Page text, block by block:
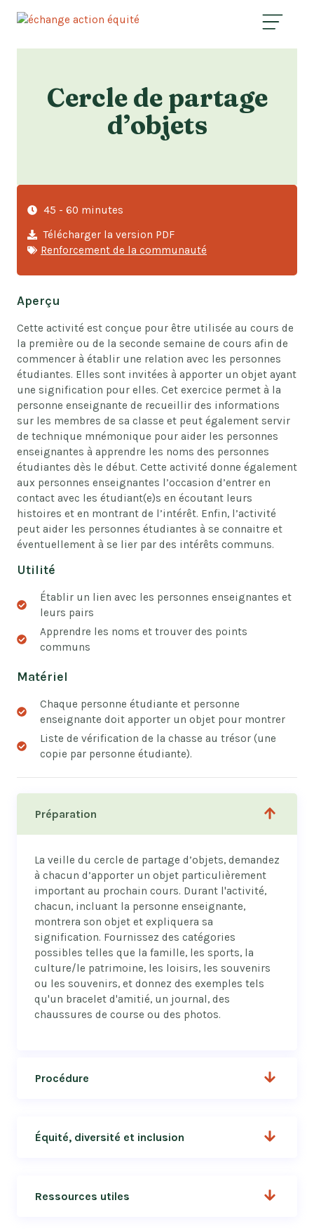
Cercle de partage
d’objets
Aperçu
Cette activité est conçue pour être utilisée au cours de
la première ou de la seconde semaine de cours afin de
commencer à établir une relation avec les personnes
étudiantes. Elles sont invitées à apporter un objet ayant
une signification pour elles. Cet exercice permet à la
personne enseignante de recueillir des informations
sur les membres de sa classe et peut également servir
de technique mnémonique pour aider les personnes
enseignantes à apprendre les noms des personnes
étudiantes dès le début. Cette activité donne également
aux personnes enseignantes l’occasion d’entrer en
contact avec les étudiant(e)s en écoutant leurs
histoires et en montrant de l’intérêt. Enfin, l’activité
peut aider les personnes étudiantes à se connaitre et
éventuellement à se lier par des intérêts communs.
Utilité
Établir un lien avec les personnes enseignantes et
leurs pairs
Apprendre les noms et trouver des points
communs
Matériel
Chaque personne étudiante et personne
enseignante doit apporter un objet pour montrer
Liste de vérification de la chasse au trésor (une
copie par personne étudiante).
Préparation
La veille du cercle de partage d’objets, demandez
à chacun d’apporter un objet particulièrement
important au prochain cours. Durant l'activité,
chacun, incluant la personne enseignante,
montrera son objet et expliquera sa
signification. Fournissez des catégories
possibles telles que la famille, les sports, la
culture/le patrimoine, les loisirs, les souvenirs
ou les souvenirs, et donnez des exemples tels
qu'un bracelet d'amitié, un journal, des
chaussures de course ou des photos.
Procédure
Équité, diversité et inclusion
Ressources utiles
45 - 60 minutes
Télécharger la version PDF
Renforcement de la communauté